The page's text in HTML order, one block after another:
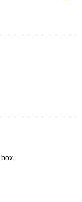
box